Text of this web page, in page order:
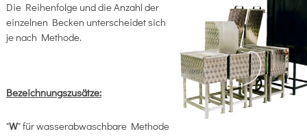
Die Reihenfolge und die Anzahl der
einzelnen Becken unterscheidet sich
je nach Methode.
Bezeichnungszusätze:
"W" für wasserabwaschbare Methode